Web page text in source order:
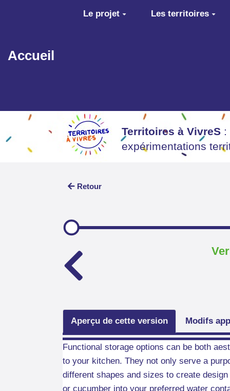
Aller au contenu principal
Accueil
Le projet Les territoires
Territoires à VivreS :
expérimentations
Retour
Aperçu de cette version Modifs